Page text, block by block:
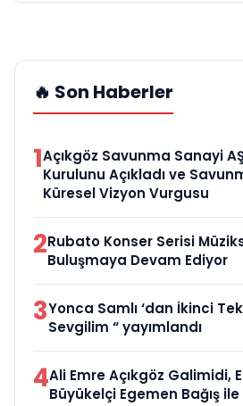
🔥 Son Haberler
1Açıkgöz Savunma Sanayi
Kurulunu Açıkladı ve
Küresel Vizyon Vurgusu
2Rubato Konser Serisi
Buluşmaya Devam Ediyor
3Yonca Samlı ‘dan İkinci
Sevgilim “ yayımlandı
4Ali Emre Açıkgöz Galimidi,
Büyükelçi Egemen Bağış